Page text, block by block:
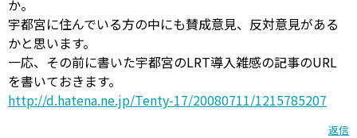
か。
宇都宮に住んでいる方の中にも賛成意見、反対意見がある
かと思います。
一応、その前に書いた宇都宮のLRT導入雑感の記事のURL
を書いておきます。
http://d.hatena.ne.jp/Tenty-17/20080711/1215785207
返信